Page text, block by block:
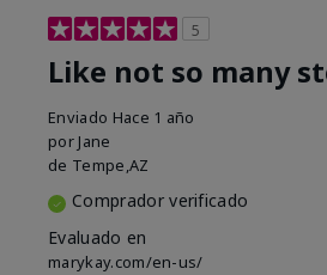
5
Like not so many
Enviado Hace 1 año
por Jane
de Tempe,AZ
Comprador verificado
Evaluado en
marykay.com/en-us/